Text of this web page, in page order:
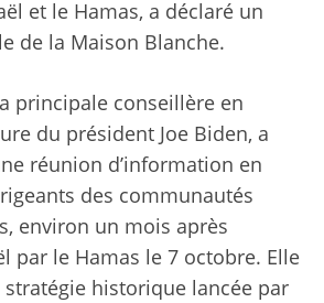
et le Hamas, a déclaré un
de la Maison Blanche.
principale conseillère en
du président Joe Biden, a
réunion d’information en
des communautés
environ un mois après
par le Hamas le 7 octobre. Elle
stratégie historique lancée par